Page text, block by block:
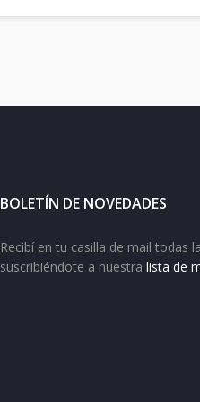
BOLETÍN DE NOVEDADES
Recibí en tu casilla de mail todas
suscribiéndote a nuestra lista de